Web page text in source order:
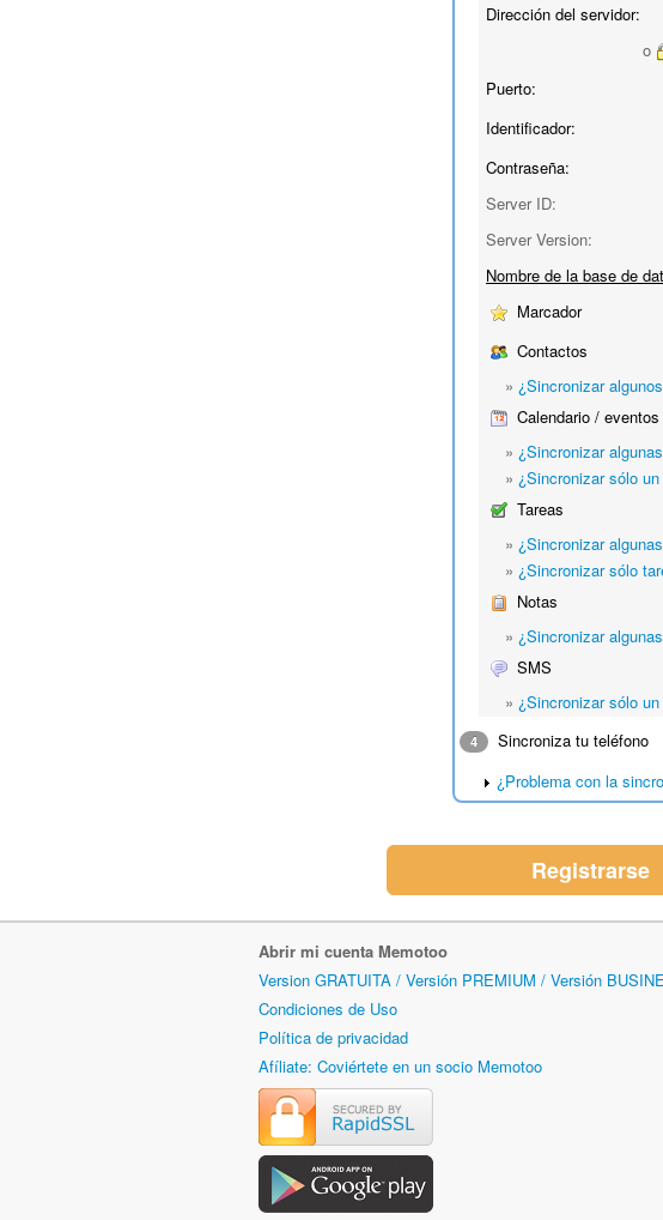
Dirección del servidor:
o
Puerto:
Identificador:
Contraseña:
Server ID:
Server Version:
Nombre de la base de
Marcador
Contactos
» ¿Sincronizar
Calendario / eventos
» ¿Sincronizar
» ¿Sincronizar sólo
Tareas
» ¿Sincronizar
» ¿Sincronizar sólo
Notas
» ¿Sincronizar
SMS
» ¿Sincronizar sólo
4
Sincroniza tu teléfono
¿Problema con la
Registrarse
Abrir mi cuenta Memotoo
Version GRATUITA / Versión PREMIUM / Versión
Condiciones de Uso
Política de privacidad
Afíliate: Coviértete en un socio Memotoo